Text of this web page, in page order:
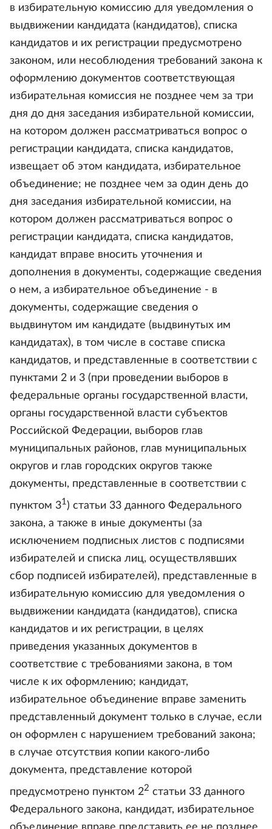
в избирательную комиссию для уведомления о
выдвижении кандидата (кандидатов), списка
кандидатов и их регистрации предусмотрено
законом, или несоблюдения требований закона к
оформлению документов соответствующая
избирательная комиссия не позднее чем за три
дня до дня заседания избирательной комиссии,
на котором должен рассматриваться вопрос о
регистрации кандидата, списка кандидатов,
извещает об этом кандидата, избирательное
объединение; не позднее чем за один день до
дня заседания избирательной комиссии, на
котором должен рассматриваться вопрос о
регистрации кандидата, списка кандидатов,
кандидат вправе вносить уточнения и
дополнения в документы, содержащие сведения
о нем, а избирательное объединение - в
документы, содержащие сведения о
выдвинутом им кандидате (выдвинутых им
кандидатах), в том числе в составе списка
кандидатов, и представленные в соответствии с
пунктами 2 и 3 (при проведении выборов в
федеральные органы государственной власти,
органы государственной власти субъектов
Российской Федерации, выборов глав
муниципальных районов, глав муниципальных
округов и глав городских округов также
документы, представленные в соответствии с
пунктом 31) статьи 33 данного Федерального
закона, а также в иные документы (за
исключением подписных листов с подписями
избирателей и списка лиц, осуществлявших
сбор подписей избирателей), представленные в
избирательную комиссию для уведомления о
выдвижении кандидата (кандидатов), списка
кандидатов и их регистрации, в целях
приведения указанных документов в
соответствие с требованиями закона, в том
числе к их оформлению; кандидат,
избирательное объединение вправе заменить
представленный документ только в случае, если
он оформлен с нарушением требований закона;
в случае отсутствия копии какого-либо
документа, представление которой
предусмотрено пунктом 22 статьи 33 данного
Федерального закона, кандидат, избирательное